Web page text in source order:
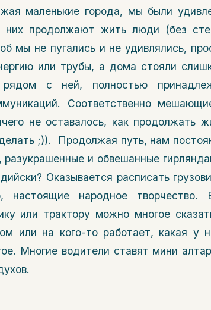
маленькие города, мы были
них продолжают жить люди (без
мы не пугались и не удивлялись,
или трубы, а дома стояли
с ней, полностью
Соответственно
не оставалось, как продолжать
;)). Продолжая путь, нам
разукрашенные и обвешанные
Оказывается расписать
настоящие народное творчество.
или трактору можно многое
или на кого-то работает, какая у
Многие водители ставят мини